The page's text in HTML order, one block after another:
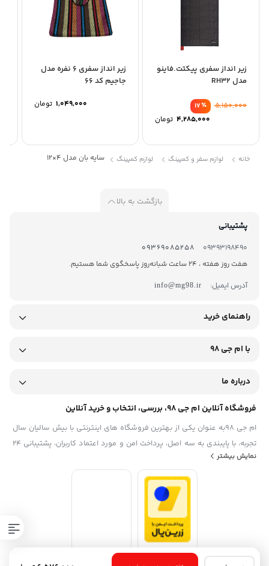
زیر انداز سفری پیکتت.فاینو
مدل RH32
٪17
5,150,000
4,285,000 تومان
زیر انداز سفری 6 نفره مدل
جاجیم کد 66
1,049,000 تومان
خانه لوازم سفر و کمپینگ لوازم کمپینگ سایه بان مدل 4×12
بازگشت به بالا
پشتیبانی
09393198490
09369085258
هفت روز هفته ، 24 ساعت شبانه‌روز پاسخگوی شما هستیم.
آدرس ایمیل:
info@mg98.ir
راهنمای خرید
با ام جی 98
درباره ما
فروشگاه آنلاین ام جی 98، بررسی، انتخاب و خرید آنلاین
ام جی 98به عنوان یکی از بهترین فروشگاه های اینترنتی با بیش سالیان سال
تجربه، با پایبندی به سه اصل، پرداخت امن و مورد اعتماد کاربران، پشتیبانی 24
ساعته و تضمین اصل‌بودن کالا موفق شده تا همگام با فروشگاه‌های معتبر
ایران، به یکی از بهترین فروشگاه اینترنتی ایران تبدیل شود. به محض ورود به
سایت ام جی 98 با دنیایی از کالا رو به رو می‌شوید! هر آنچه که نیاز دارید و به
ذهن شما خطور می‌کند در اینجا پیدا خواهید کرد.تشکر از همراهی و اعتماد
نمایش بیشتر